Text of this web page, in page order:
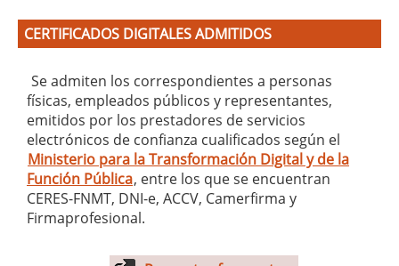
CERTIFICADOS DIGITALES ADMITIDOS
Se admiten los correspondientes a personas
físicas, empleados públicos y representantes,
emitidos por los prestadores de servicios
electrónicos de confianza cualificados según el
Ministerio para la Transformación Digital y de la
Función Pública, entre los que se encuentran
CERES-FNMT, DNI-e, ACCV, Camerfirma y
Firmaprofesional.